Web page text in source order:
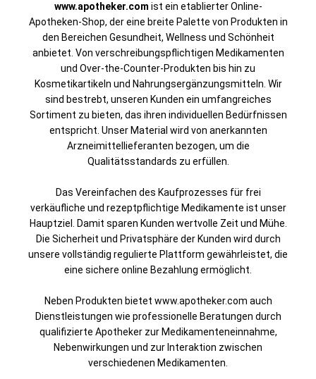
www.apotheker.com ist ein etablierter Online-
Apotheken-Shop, der eine breite Palette von Produkten in
den Bereichen Gesundheit, Wellness und Schönheit
anbietet. Von verschreibungspflichtigen Medikamenten
und Over-the-Counter-Produkten bis hin zu
Kosmetikartikeln und Nahrungsergänzungsmitteln. Wir
sind bestrebt, unseren Kunden ein umfangreiches
Sortiment zu bieten, das ihren individuellen Bedürfnissen
entspricht. Unser Material wird von anerkannten
Arzneimittellieferanten bezogen, um die
Qualitätsstandards zu erfüllen.
Das Vereinfachen des Kaufprozesses für frei
verkäufliche und rezeptpflichtige Medikamente ist unser
Hauptziel. Damit sparen Kunden wertvolle Zeit und Mühe.
Die Sicherheit und Privatsphäre der Kunden wird durch
unsere vollständig regulierte Plattform gewährleistet, die
eine sichere online Bezahlung ermöglicht.
Neben Produkten bietet www.apotheker.com auch
Dienstleistungen wie professionelle Beratungen durch
qualifizierte Apotheker zur Medikamenteneinnahme,
Nebenwirkungen und zur Interaktion zwischen
verschiedenen Medikamenten.